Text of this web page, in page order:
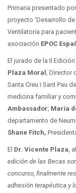
Primaria presentado
proyecto ‘Desarrollo
Ventilatoria para
asociación EPOC
El jurado de la II
Plaza Moral , Director
Santa Creu i Sant Pau
medicina familiar y
Ambassador; María
departamento de
Shane Fitch,
El Dr. Vicente Plaza,
edición de las Becas
concurso, finalmente
adhesión terapéutica y